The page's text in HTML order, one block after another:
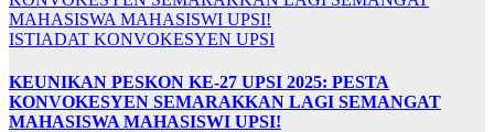
ISTIADAT KONVOKESYEN UPSI
KEUNIKAN PESKON KE-27 UPSI 2025: PESTA
KONVOKESYEN SEMARAKKAN LAGI SEMANGAT
MAHASISWA MAHASISWI UPSI!